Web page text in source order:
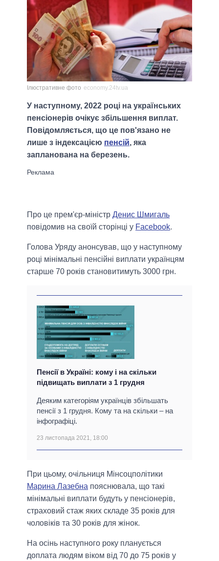
Ілюстративне фото economy.24tv.ua
У наступному, 2022 році на українських
пенсіонерів очікує збільшення виплат.
Повідомляється, що це пов'язано не
лише з індексацією пенсій, яка
запланована на березень.
Про це прем'єр-міністр Денис Шмигаль
повідомив на своїй сторінці у Facebook.
Голова Уряду анонсував, що у наступному
році мінімальні пенсійні виплати українцям
старше 70 років становитимуть 3000 грн.
Пенсії в Україні: кому і на скільки
підвищать виплати з 1 грудня
Деяким категоріям українців збільшать
пенсії з 1 грудня. Кому та на скільки – на
інфографіці.
23 листопада 2021, 18:00
При цьому, очільниця Мінсоцполітики
Марина Лазебна пояснювала, що такі
мінімальні виплати будуть у пенсіонерів,
страховий стаж яких складе 35 років для
чоловіків та 30 років для жінок.
На осінь наступного року планується
доплата людям віком від 70 до 75 років у